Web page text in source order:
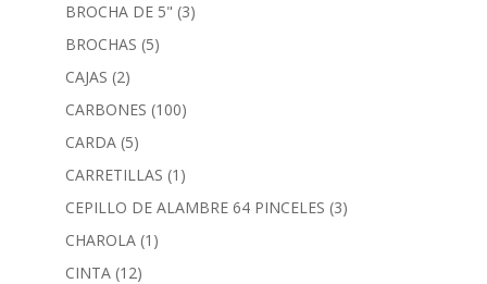
BROCHA DE 5" (3)
BROCHAS (5)
CAJAS (2)
CARBONES (100)
CARDA (5)
CARRETILLAS (1)
CEPILLO DE ALAMBRE 64 PINCELES (3)
CHAROLA (1)
CINTA (12)